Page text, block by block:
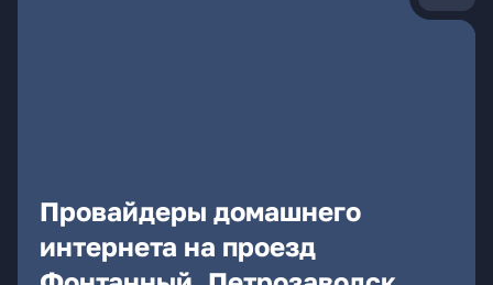
Провайдеры домашнего
интернета на проезд